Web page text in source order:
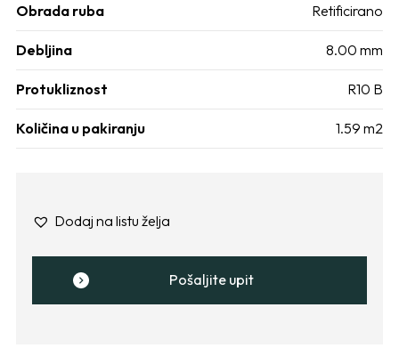
Obrada ruba Retificirano
Debljina 8.00 mm
Protukliznost R10 B
Količina u pakiranju 1.59 m2
Dodaj na listu želja
Pošaljite upit